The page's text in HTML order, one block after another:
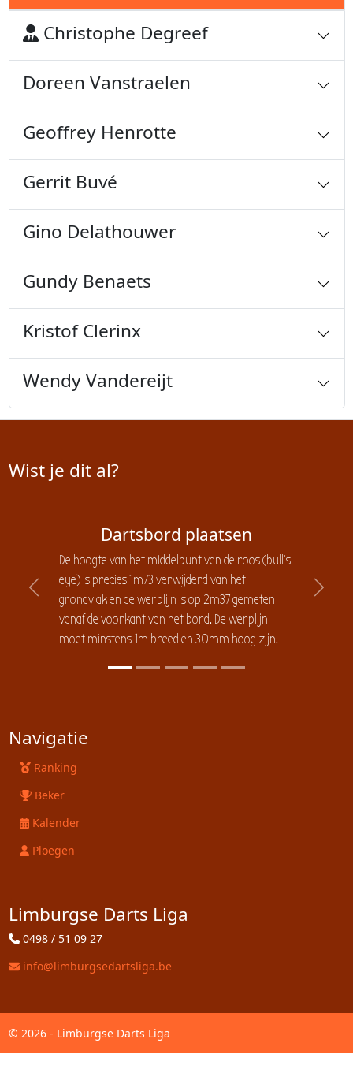
Christophe Degreef
Doreen Vanstraelen
Geoffrey Henrotte
Gerrit Buvé
Gino Delathouwer
Gundy Benaets
Kristof Clerinx
Wendy Vandereijt
Wist je dit al?
Dartsbord plaatsen
De hoogte van het middelpunt van de roos (bull's
eye) is precies 1m73 verwijderd van het
grondvlak en de werplijn is op 2m37 gemeten
vanaf de voorkant van het bord. De werplijn
moet minstens 1m breed en 30mm hoog zijn.
Previous Next
Navigatie
Ranking
Beker
Kalender
Ploegen
Limburgse Darts Liga
0498 / 51 09 27
info@limburgsedartsliga.be
© 2026 - Limburgse Darts Liga